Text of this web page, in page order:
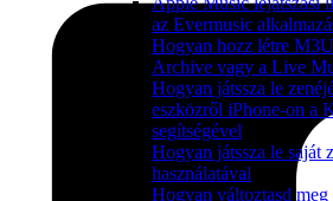
az Evermusic
Hogyan hozz létre
Archive vagy a Live
Hogyan játssza le
eszközről iPhone-on a
segítségével
Hogyan játssza le saját
használatával
Hogyan változtasd